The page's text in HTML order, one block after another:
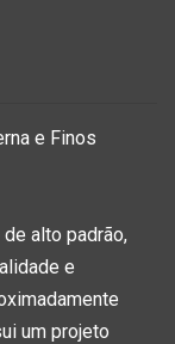
e Finos
alto padrão,
e
um projeto